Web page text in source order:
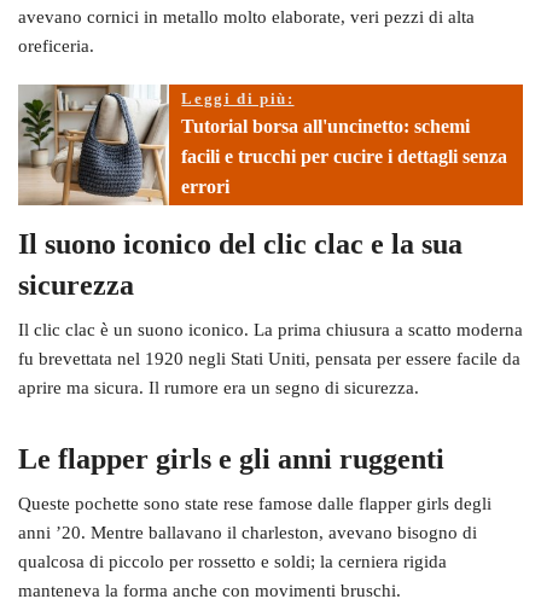
avevano cornici in metallo molto elaborate, veri pezzi di alta
oreficeria.
Leggi di più:
Tutorial borsa all'uncinetto: schemi
facili e trucchi per cucire i dettagli senza
errori
Il suono iconico del clic clac e la sua
sicurezza
Il clic clac è un suono iconico. La prima chiusura a scatto moderna
fu brevettata nel 1920 negli Stati Uniti, pensata per essere facile da
aprire ma sicura. Il rumore era un segno di sicurezza.
Le flapper girls e gli anni ruggenti
Queste pochette sono state rese famose dalle flapper girls degli
anni ’20. Mentre ballavano il charleston, avevano bisogno di
qualcosa di piccolo per rossetto e soldi; la cerniera rigida
manteneva la forma anche con movimenti bruschi.